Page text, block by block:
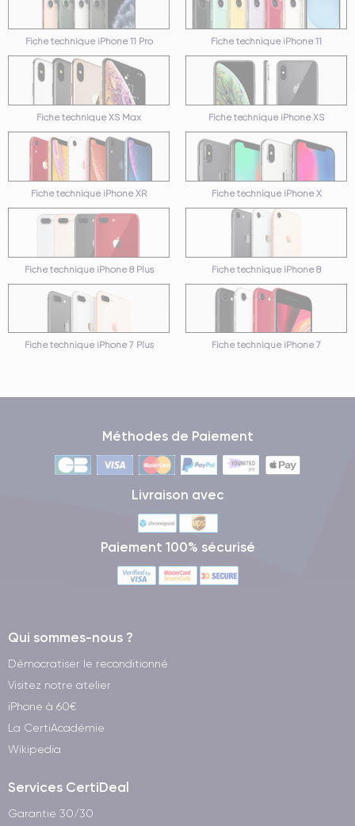
Fiche technique iPhone 11 Pro Fiche technique iPhone 11
Fiche technique XS Max Fiche technique iPhone XS
Fiche technique iPhone XR Fiche technique iPhone X
Fiche technique iPhone 8 Plus Fiche technique iPhone 8
Fiche technique iPhone 7 Plus Fiche technique iPhone 7
Méthodes de Paiement
Livraison avec
Paiement 100% sécurisé
Qui sommes-nous ?
Démocratiser le reconditionné
Visitez notre atelier
iPhone à 60€
La CertiAcadémie
Wikipedia
Services CertiDeal
Garantie 30/30